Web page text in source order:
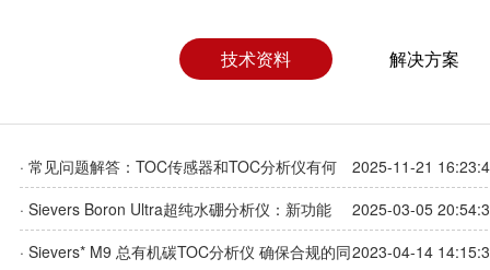
技术资料 解决方案
2025-11-21
· 常见问题解答：TOC传感器和TOC分析仪有何
区别？
2025-03-05
· Sievers Boron Ultra超纯水硼分析仪：新功能
2023-04-14
· Sievers* M9 总有机碳TOC分析仪 确保合规的同